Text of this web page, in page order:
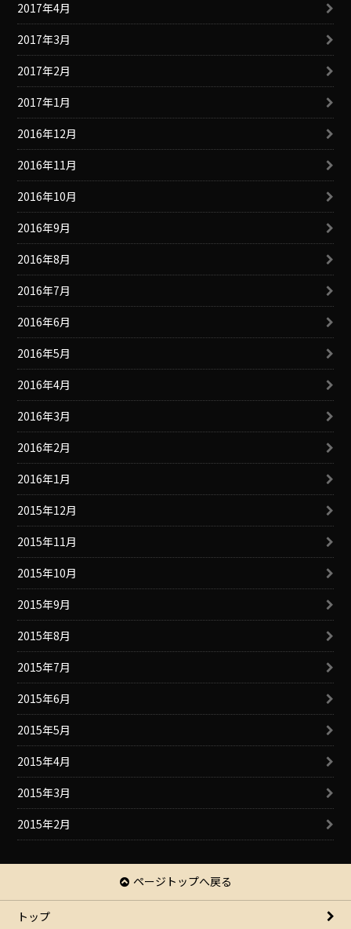
2017年4月
2017年3月
2017年2月
2017年1月
2016年12月
2016年11月
2016年10月
2016年9月
2016年8月
2016年7月
2016年6月
2016年5月
2016年4月
2016年3月
2016年2月
2016年1月
2015年12月
2015年11月
2015年10月
2015年9月
2015年8月
2015年7月
2015年6月
2015年5月
2015年4月
2015年3月
2015年2月
ページトップへ戻る
トップ